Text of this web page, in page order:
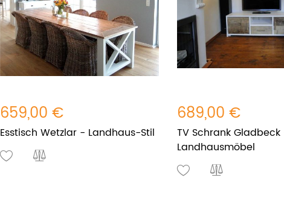
659,00 €
Esstisch Wetzlar - Landhaus-Stil
689,00 €
TV Schrank
Landhausmöbel